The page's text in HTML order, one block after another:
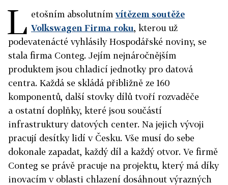
L etošním absolutnímvítězem soutěže
Volkswagen Firma roku, kterou už
podevatenácté vyhlásily Hospodářské noviny, se
stala firma Conteg. Jejím nejnáročnějším
produktem jsou chladicí jednotky pro datová
centra. Každá se skládá přibližně ze 160
komponentů, další stovky dílů tvoří rozvaděče
a ostatní doplňky, které jsou součástí
infrastruktury datových center. Na jejich vývoji
pracují desítky lidí v Česku. Vše musí do sebe
dokonale zapadat, každý díl a každý otvor. Ve firmě
Conteg se právě pracuje na projektu, který má díky
inovacím v oblasti chlazení dosáhnout výrazných